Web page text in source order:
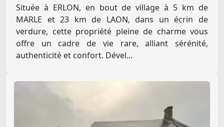
Située à ERLON, en bout de village à 5 km de
MARLE et 23 km de LAON, dans un écrin de
verdure, cette propriété pleine de charme vous
offre un cadre de vie rare, alliant sérénité,
authenticité et confort. Dével...